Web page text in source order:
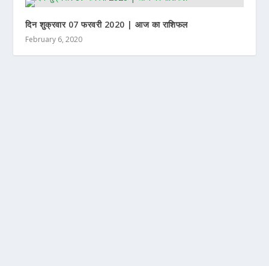
दिन शुक्रवार 07 फरवरी 2020 | आज का राशिफल
February 6, 2020